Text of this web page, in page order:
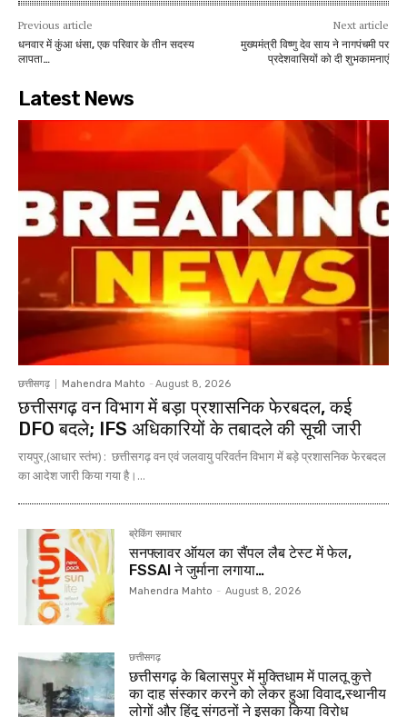
Previous article
धनवार में कुंआ धंसा, एक परिवार के तीन सदस्य
लापता…
Next article
मुख्यमंत्री विष्णु देव साय ने नागपंचमी पर
प्रदेशवासियों को दी शुभकामनाएं
Latest News
छत्तीसगढ़ Mahendra Mahto - August 8, 2026
छत्तीसगढ़ वन विभाग में बड़ा प्रशासनिक फेरबदल, कई
DFO बदले; IFS अधिकारियों के तबादले की सूची जारी
रायपुर,(आधार स्तंभ) : छत्तीसगढ़ वन एवं जलवायु परिवर्तन विभाग में बड़े प्रशासनिक फेरबदल
का आदेश जारी किया गया है।...
ब्रेकिंग समाचार
सनफ्लावर ऑयल का सैंपल लैब टेस्ट में फेल,
FSSAI ने जुर्माना लगाया…
Mahendra Mahto - August 8, 2026
छत्तीसगढ़
छत्तीसगढ़ के बिलासपुर में मुक्तिधाम में पालतू कुत्ते
का दाह संस्कार करने को लेकर हुआ विवाद,स्थानीय
लोगों और हिंदू संगठनों ने इसका किया विरोध